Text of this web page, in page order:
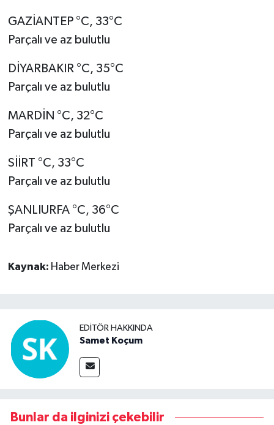
GAZİANTEP °C, 33°C
Parçalı ve az bulutlu
DİYARBAKIR °C, 35°C
Parçalı ve az bulutlu
MARDİN °C, 32°C
Parçalı ve az bulutlu
SİİRT °C, 33°C
Parçalı ve az bulutlu
ŞANLIURFA °C, 36°C
Parçalı ve az bulutlu
Kaynak: Haber Merkezi
EDITÖR HAKKINDA
Samet Koçum
Bunlar da ilginizi çekebilir